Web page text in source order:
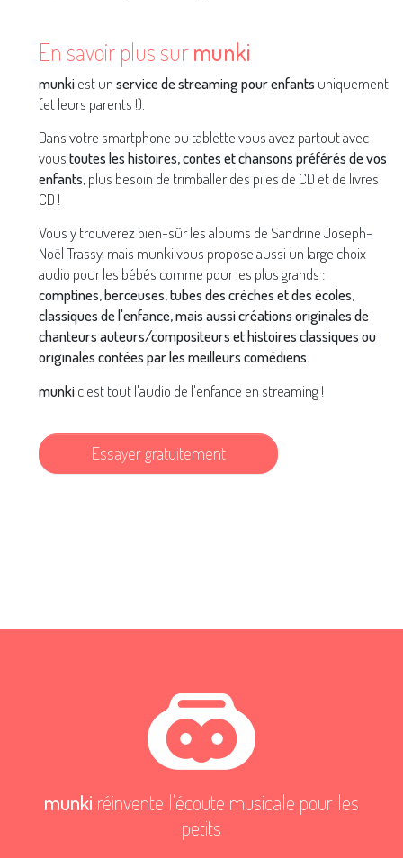
En savoir plus sur munki
munkiest unservice de streaming pour enfants uniquement
(et leurs parents !).
Dans votre smartphone ou tablette vous avez partout avec
voustoutes les histoires, contes et chansons préférés de vos
enfants, plus besoin de trimballer des piles de CD et de livres
CD !
Vous y trouverez bien-sûr les albums de Sandrine Joseph-
Noël Trassy, mais munki vous propose aussi un large choix
audio pour les bébés comme pour les plus grands :
comptines, berceuses, tubes des crèches et des écoles,
classiques de l'enfance, mais aussi créations originales de
chanteurs auteurs/compositeurs et histoires classiques ou
originales contées par les meilleurs comédiens.
munkic'est tout l'audio de l'enfance en streaming !
Essayer gratuitement
munki réinvente l'écoute musicale pour les
petits